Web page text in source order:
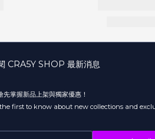
CRA5Y SHOP 最新消息
先掌握新品上架與獨家優惠！
first to know about new collections and